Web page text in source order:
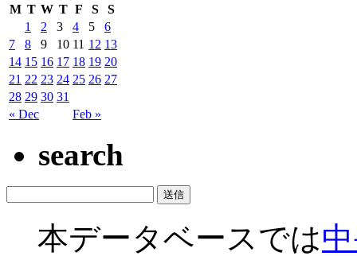
M T W T F S S
« Dec Feb »
1 2 3 4 5
6
7
8 9 10 11 12 13
14 15 16 17 18 19 20
21 22 23 24 25 26 27
28 29 30 31
search
本データベースでは